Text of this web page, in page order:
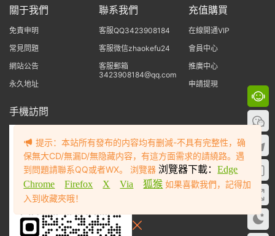
關于我們
免責申明
常見問題
網站公告
永久地址
聯系我們
客服QQ3423908184
客服微信zhaokefu24
客服郵箱
3423908184@qq.com
充值購買
在線開通VIP
會員中心
推廣中心
申請提現
手機訪問
提示：本站所有發布的内容均有删減-不具有完整性，确
保無大CD/無漏D/無隐藏内容，有這方面需求的請繞路。遇
到問題請聯系QQ或者WX。 浏覽器 浏覽器下載：Edge
Chrome
Firefox X Via 狐猴 如果喜歡我們，記得加
入到收藏夾哦！